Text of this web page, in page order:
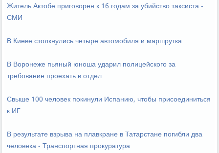
Житель Актобе приговорен к 16 годам за убийство таксиста -
СМИ
В Киеве столкнулись четыре автомобиля и маршрутка
В Воронеже пьяный юноша ударил полицейского за
требование проехать в отдел
Свыше 100 человек покинули Испанию, чтобы присоединиться
к ИГ
В результате взрыва на плавкране в Татарстане погибли два
человека - Транспортная прокуратура